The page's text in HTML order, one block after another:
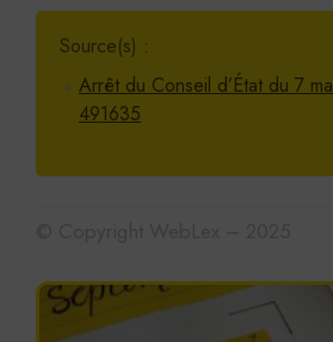
Source(s) :
Arrêt du Conseil d’État du 7
491635